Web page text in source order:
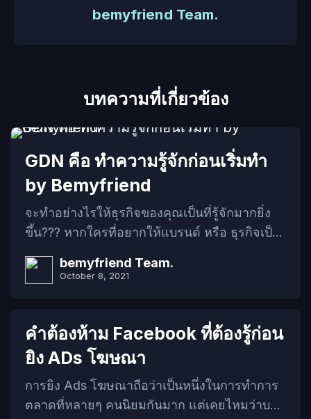
bemyfriend Team.
บทความที่เกี่ยวข้อง
GDN คือ ทำความรู้จักก่อนเริ่มทำ
by Bemyfriend
จะทำอย่างไรให้ธุรกิจของคุณเป็นที่รู้จักมากยิ่ง
ขึ้น??? หากใครที่อยากให้แบรนด์ หรือ ธุรกิจเป็น
อีกหนึ่งรูปแบบการทำการตลาดออนไลน์ ที่จะ
แต่อาจจะไม่รู้ว่าการตลาดแบบนี้คือการตลาด
แบบ GDN ซึ่งถือว่าเป็นอีกหนึ่งรูปแบบการตลาด
จากทาง Google ที่มีความน่าสนใจ ทำให้เข้าถึง
กลุ่มเป้าหมายได้กว้างขึ้น และ อาจจะทำให้ได้
กลุ่มเป้าหมายใหม่ๆ มาเป็นลูกค้าในอนาคตได้อีก
bemyfriend Team.
October 8, 2021
คําต้องห้าม Facebook ที่ต้องรู้ก่อน
ยิง ADs โฆษณา
การยิง Ads โฆษณาถือว่าเป็นหนึ่งในการทำการ
ตลาดที่หลายๆ คนนิยมกันมาก แต่เคยไหมว่าบาง